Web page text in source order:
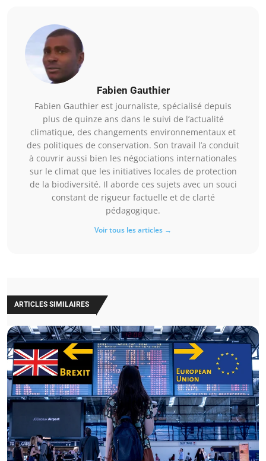
Fabien Gauthier
Fabien Gauthier est journaliste, spécialisé depuis
plus de quinze ans dans le suivi de l’actualité
climatique, des changements environnementaux et
des politiques de conservation. Son travail l’a conduit
à couvrir aussi bien les négociations internationales
sur le climat que les initiatives locales de protection
de la biodiversité. Il aborde ces sujets avec un souci
constant de rigueur factuelle et de clarté
pédagogique.
Voir tous les articles →
ARTICLES SIMILAIRES